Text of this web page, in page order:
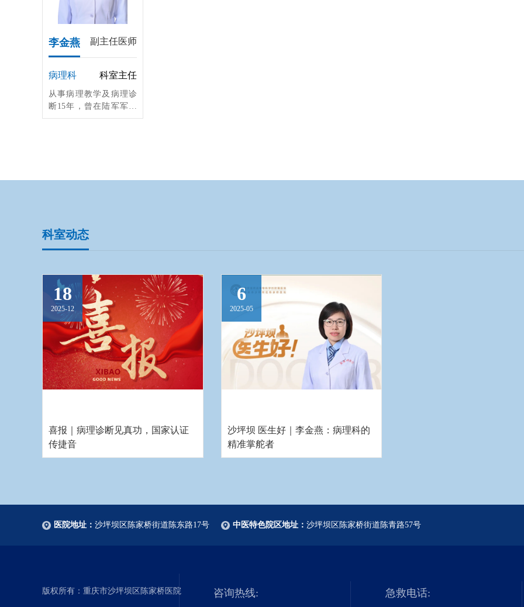
李金燕 副主任医师
病理科 科室主任
从事病理教学及病理诊
断15年，曾在陆军军医
大学新桥医院病理科工
统、消化系统及泌尿系
科室动态
18
2025-12
喜报｜病理诊断见真功，国家认证
传捷音
6
2025-05
沙坪坝 医生好｜李金燕：病理科的
精准掌舵者
医院地址： 沙坪坝区陈家桥街道陈东路17号 中医特色院区地址： 沙坪坝区陈家桥街道陈青路57号
版权所有：重庆市沙坪坝区陈家桥医院 咨询热线: 急救电话: